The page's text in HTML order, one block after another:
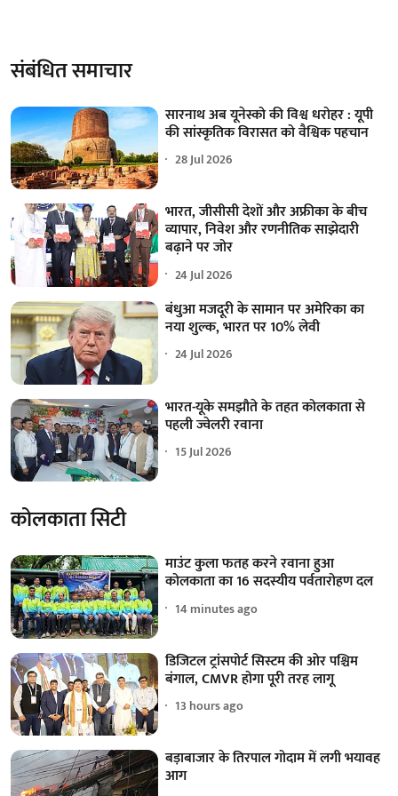
संबंधित समाचार
सारनाथ अब यूनेस्को की विश्व धरोहर : यूपी
की सांस्कृतिक विरासत को वैश्विक पहचान
28 Jul 2026
भारत, जीसीसी देशों और अफ्रीका के बीच
व्यापार, निवेश और रणनीतिक साझेदारी
बढ़ाने पर जोर
24 Jul 2026
बंधुआ मजदूरी के सामान पर अमेरिका का
नया शुल्क, भारत पर 10% लेवी
24 Jul 2026
भारत-यूके समझौते के तहत कोलकाता से
पहली ज्वेलरी रवाना
15 Jul 2026
कोलकाता सिटी
माउंट कुला फतह करने रवाना हुआ
कोलकाता का 16 सदस्यीय पर्वतारोहण दल
14 minutes ago
डिजिटल ट्रांसपोर्ट सिस्टम की ओर पश्चिम
बंगाल, CMVR होगा पूरी तरह लागू
13 hours ago
बड़ाबाजार के तिरपाल गोदाम में लगी भयावह
आग